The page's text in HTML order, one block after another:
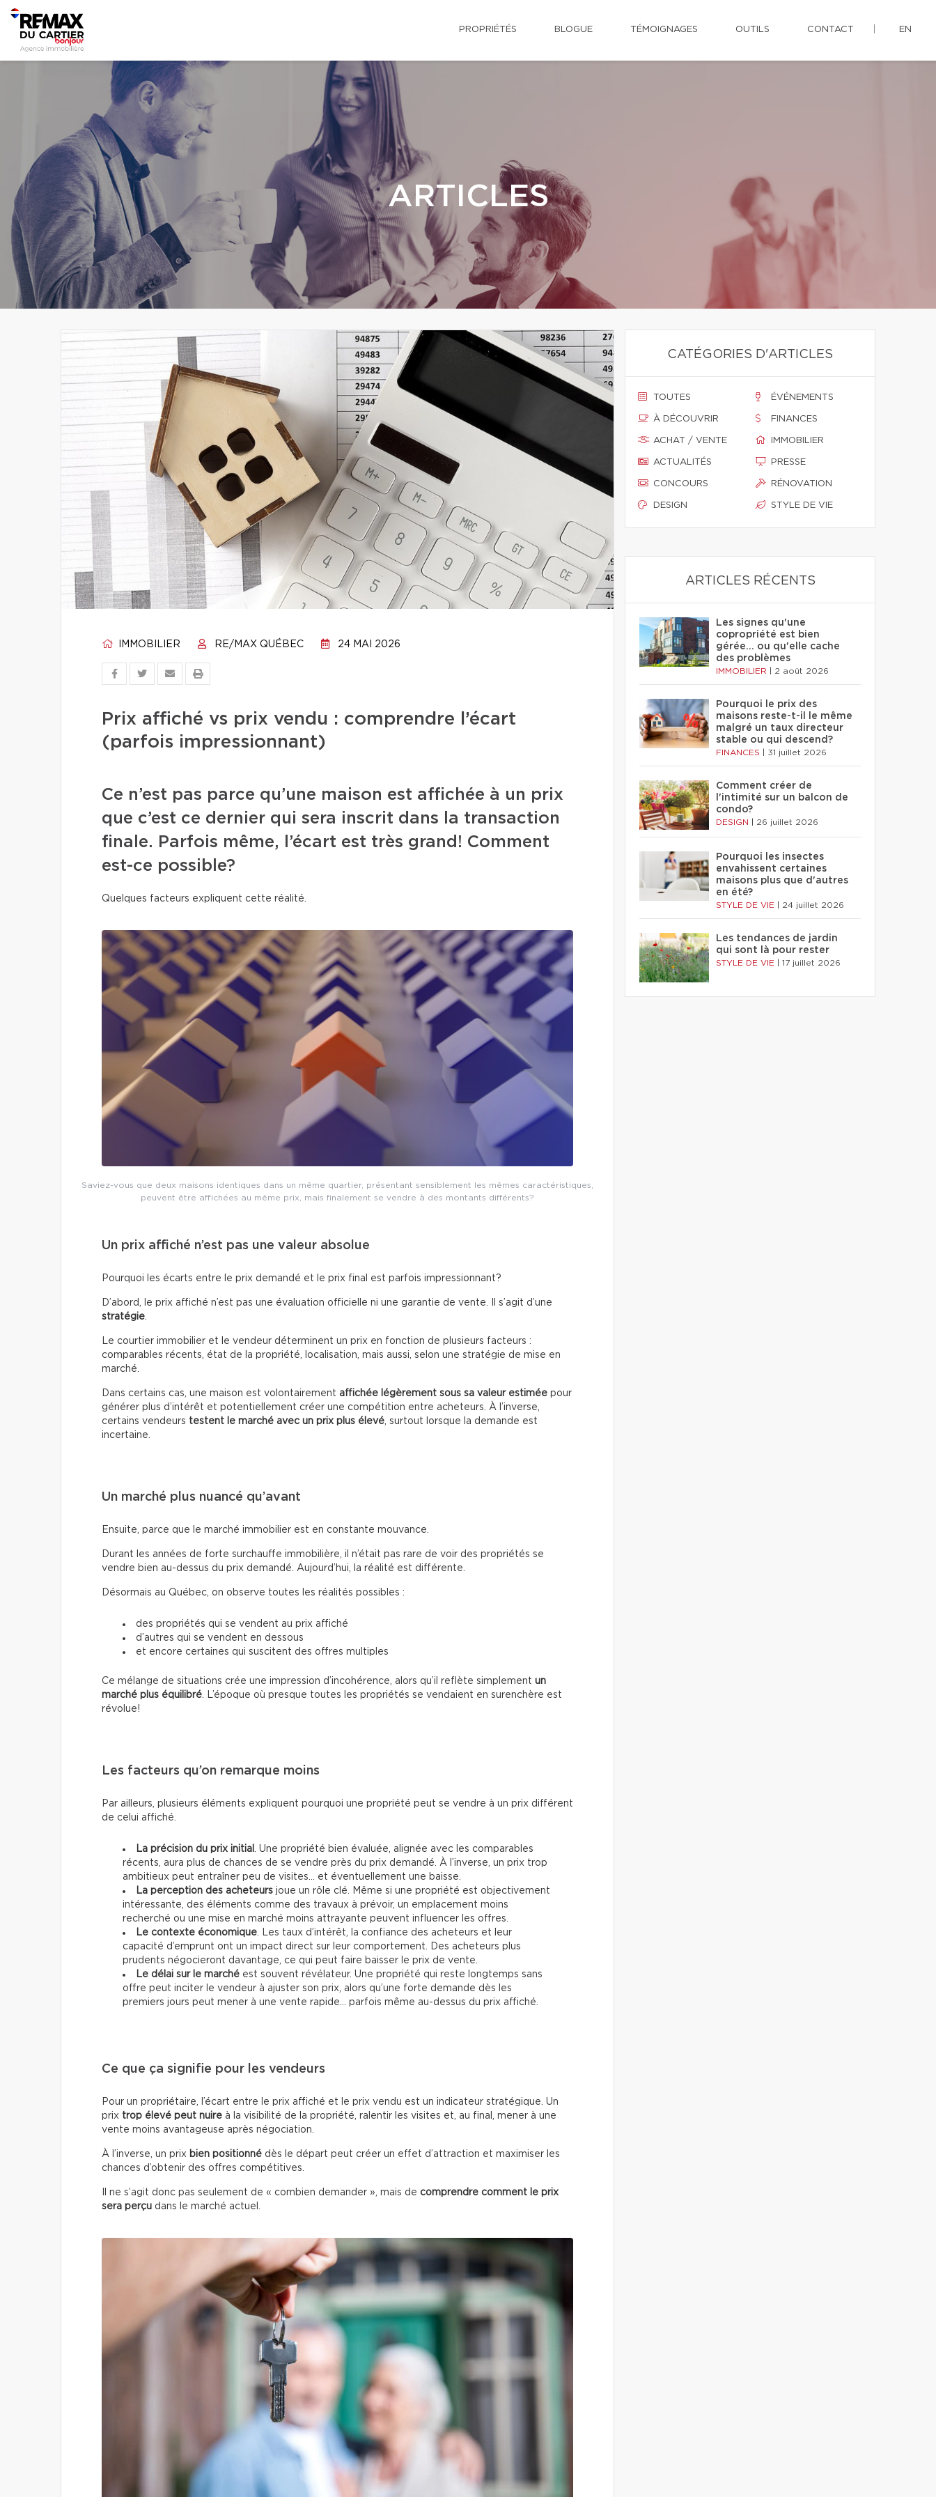
PROPRIÉTÉS BLOGUE TÉMOIGNAGES OUTILS CONTACT EN
ARTICLES
IMMOBILIER RE/MAX QUÉBEC 24 MAI 2026
Prix affiché vs prix vendu : comprendre l’écart
(parfois impressionnant)
Ce n’est pas parce qu’une maison est affichée à un prix
que c’est ce dernier qui sera inscrit dans la transaction
finale. Parfois même, l’écart est très grand! Comment
est-ce possible?
Quelques facteurs expliquent cette réalité.
Saviez-vous que deux maisons identiques dans un même quartier, présentant sensiblement les mêmes caractéristiques,
peuvent être affichées au même prix, mais finalement se vendre à des montants différents?
Un prix affiché n’est pas une valeur absolue
Pourquoi les écarts entre le prix demandé et le prix final est parfois impressionnant?
D’abord, le prix affiché n’est pas une évaluation officielle ni une garantie de vente. Il s’agit d’une
stratégie
Le courtier immobilier et le vendeur déterminent un prix en fonction de plusieurs facteurs :
comparables récents, état de la propriété, localisation, mais aussi, selon une stratégie de mise en
marché.
Dans certains cas, une maison est volontairement affichée légèrement sous sa valeur estimée pour
générer plus d’intérêt et potentiellement créer une compétition entre acheteurs. À l’inverse,
certains vendeurs testent le marché avec un prix plus élevé , surtout lorsque la demande est
incertaine.
Un marché plus nuancé qu’avant
Ensuite, parce que le marché immobilier est en constante mouvance.
Durant les années de forte surchauffe immobilière, il n’était pas rare de voir des propriétés se
vendre bien au-dessus du prix demandé. Aujourd’hui, la réalité est différente.
Désormais au Québec, on observe toutes les réalités possibles :
des propriétés qui se vendent au prix affiché
d’autres qui se vendent en dessous
et encore certaines qui suscitent des offres multiples
Ce mélange de situations crée une impression d’incohérence, alors qu’il reflète simplement un
marché plus équilibré . L’époque où presque toutes les propriétés se vendaient en surenchère est
révolue!
Les facteurs qu’on remarque moins
Par ailleurs, plusieurs éléments expliquent pourquoi une propriété peut se vendre à un prix différent
de celui affiché.
La précision du prix initial
. Une propriété bien évaluée, alignée avec les comparables
récents, aura plus de chances de se vendre près du prix demandé. À l’inverse, un prix trop
ambitieux peut entraîner peu de visites… et éventuellement une baisse.
La perception des acheteurs joue un rôle clé. Même si une propriété est objectivement
intéressante, des éléments comme des travaux à prévoir, un emplacement moins
recherché ou une mise en marché moins attrayante peuvent influencer les offres.
Le contexte économique . Les taux d’intérêt, la confiance des acheteurs et leur
capacité d’emprunt ont un impact direct sur leur comportement. Des acheteurs plus
prudents négocieront davantage, ce qui peut faire baisser le prix de vente.
Le délai sur le marché est souvent révélateur. Une propriété qui reste longtemps sans
offre peut inciter le vendeur à ajuster son prix, alors qu’une forte demande dès les
premiers jours peut mener à une vente rapide… parfois même au-dessus du prix affiché.
Ce que ça signifie pour les vendeurs
Pour un propriétaire, l’écart entre le prix affiché et le prix vendu est un indicateur stratégique. Un
prix trop élevé peut nuire à la visibilité de la propriété, ralentir les visites et, au final, mener à une
vente moins avantageuse après négociation.
À l’inverse, un prix bien positionné dès le départ peut créer un effet d’attraction et maximiser les
chances d’obtenir des offres compétitives.
Il ne s’agit donc pas seulement de « combien demander », mais de comprendre comment le prix
sera perçu dans le marché actuel.
CATÉGORIES D'ARTICLES
TOUTES
À DÉCOUVRIR
ACHAT / VENTE
ACTUALITÉS
CONCOURS
DESIGN
ÉVÉNEMENTS
FINANCES
IMMOBILIER
PRESSE
RÉNOVATION
STYLE DE VIE
ARTICLES RÉCENTS
Les signes qu'une
copropriété est bien
gérée… ou qu'elle cache
des problèmes
IMMOBILIER 2 août 2026
Pourquoi le prix des
maisons reste-t-il le même
malgré un taux directeur
stable ou qui descend?
FINANCES 31 juillet 2026
Comment créer de
l'intimité sur un balcon de
condo?
DESIGN 26 juillet 2026
Pourquoi les insectes
envahissent certaines
maisons plus que d'autres
en été?
STYLE DE VIE 24 juillet 2026
Les tendances de jardin
qui sont là pour rester
STYLE DE VIE 17 juillet 2026